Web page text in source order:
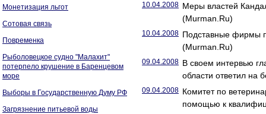
Монетизация льгот
Сотовая связь
Повременка
Рыболовецкое судно "Малахит"
потерпело крушение в Баренцевом
море
Выборы в Государственную Думу РФ
Загрязнение питьевой воды
10.04.2008 Меры властей
(Murman.Ru)
10.04.2008 Подставные фирмы
(Murman.Ru)
09.04.2008 В своем интервью
области ответил на
09.04.2008 Комитет по
помощью к